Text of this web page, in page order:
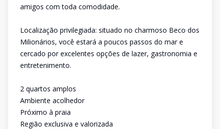
amigos com toda comodidade.
Localização privilegiada: situado no charmoso Beco dos
Milionários, você estará a poucos passos do mar e
cercado por excelentes opções de lazer, gastronomia e
entretenimento.
2 quartos amplos
Ambiente acolhedor
Próximo à praia
Região exclusiva e valorizada